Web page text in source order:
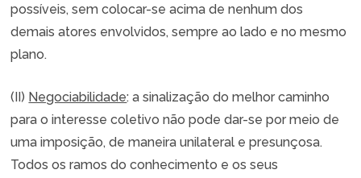
possíveis, sem colocar-se acima de nenhum dos
demais atores envolvidos, sempre ao lado e no mesmo
plano.
(II) Negociabilidade: a sinalização do melhor caminho
para o interesse coletivo não pode dar-se por meio de
uma imposição, de maneira unilateral e presunçosa.
Todos os ramos do conhecimento e os seus